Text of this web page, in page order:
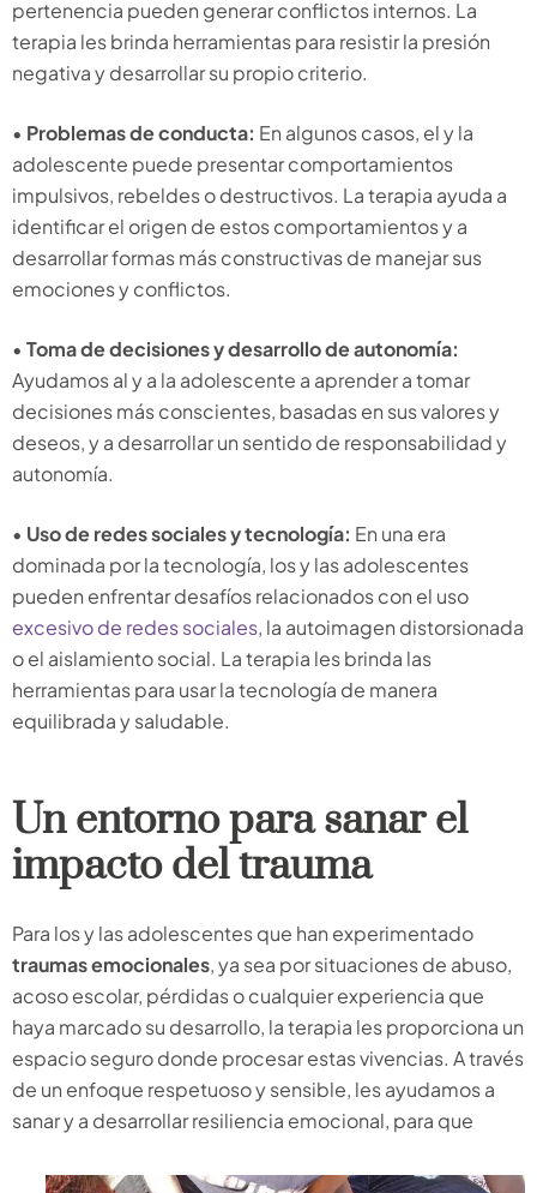
pertenencia pueden generar conflictos internos. La
terapia les brinda herramientas para resistir la presión
negativa y desarrollar su propio criterio.
• Problemas de conducta: En algunos casos, el y la
adolescente puede presentar comportamientos
impulsivos, rebeldes o destructivos. La terapia ayuda a
identificar el origen de estos comportamientos y a
desarrollar formas más constructivas de manejar sus
emociones y conflictos.
• Toma de decisiones y desarrollo de autonomía:
Ayudamos al y a la adolescente a aprender a tomar
decisiones más conscientes, basadas en sus valores y
deseos, y a desarrollar un sentido de responsabilidad y
autonomía.
• Uso de redes sociales y tecnología: En una era
dominada por la tecnología, los y las adolescentes
pueden enfrentar desafíos relacionados con el uso
excesivo de redes sociales, la autoimagen distorsionada
o el aislamiento social. La terapia les brinda las
herramientas para usar la tecnología de manera
equilibrada y saludable.
Un entorno para sanar el
impacto del trauma
Para los y las adolescentes que han experimentado
traumas emocionales, ya sea por situaciones de abuso,
acoso escolar, pérdidas o cualquier experiencia que
haya marcado su desarrollo, la terapia les proporciona un
espacio seguro donde procesar estas vivencias. A través
de un enfoque respetuoso y sensible, les ayudamos a
sanar y a desarrollar resiliencia emocional, para que